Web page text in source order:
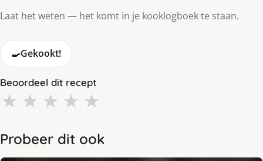
Laat het weten — het komt in je kooklogboek te staan.
🍳Gekookt!
Beoordeel dit recept
★ ★ ★ ★ ★
Probeer dit ook